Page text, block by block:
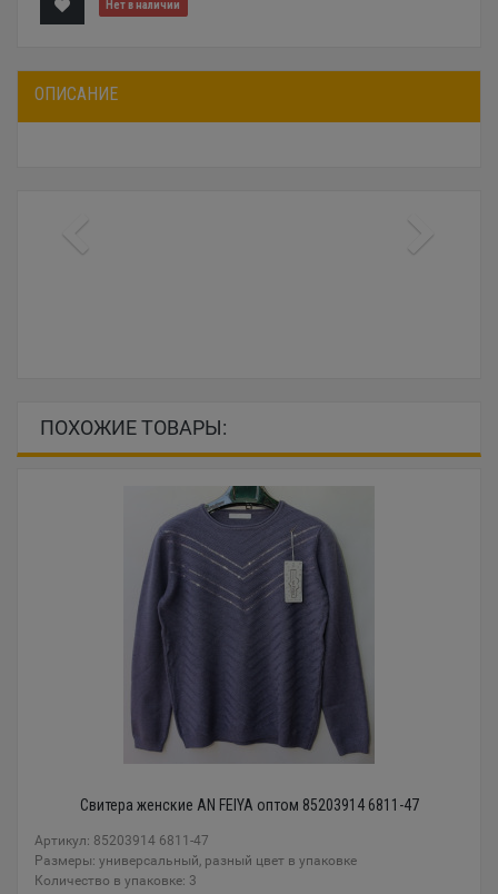
Нет в наличии
ОПИСАНИЕ
ПОХОЖИЕ ТОВАРЫ:
Свитера женские AN FEIYA оптом 85203914 6811-47
Артикул: 85203914 6811-47
Размеры: универсальный, разный цвет в упаковке
Количество в упаковке: 3